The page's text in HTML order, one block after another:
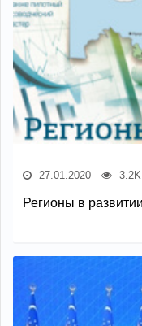
27.01.2020 3.2K
Регионы в развитии